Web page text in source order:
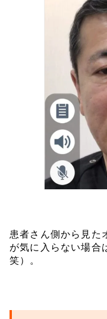
患者さん側から見た
が気に入らない場合
笑）。